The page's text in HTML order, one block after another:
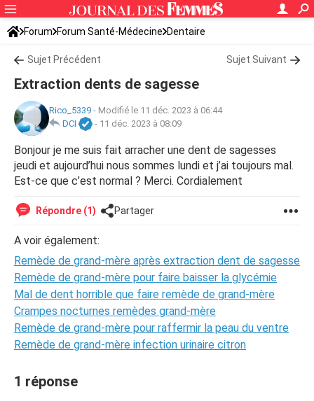
Forum Forum Santé-Médecine Dentaire
Sujet Précédent Sujet Suivant
Extraction dents de sagesse
Rico_5339 - Modifié le 11 déc. 2023 à 06:44
DCI
- 11 déc. 2023 à 08:09
Bonjour je me suis fait arracher une dent de sagesses
jeudi et aujourd’hui nous sommes lundi et j’ai toujours mal.
Est-ce que c’est normal ? Merci. Cordialement
Répondre (1) Partager
A voir également:
Remède de grand-mère après extraction dent de sagesse
Remède de grand-mère pour faire baisser la glycémie
Mal de dent horrible que faire remède de grand-mère
Crampes nocturnes remèdes grand-mère
Remède de grand-mère pour raffermir la peau du ventre
Remède de grand-mère infection urinaire citron
1 réponse